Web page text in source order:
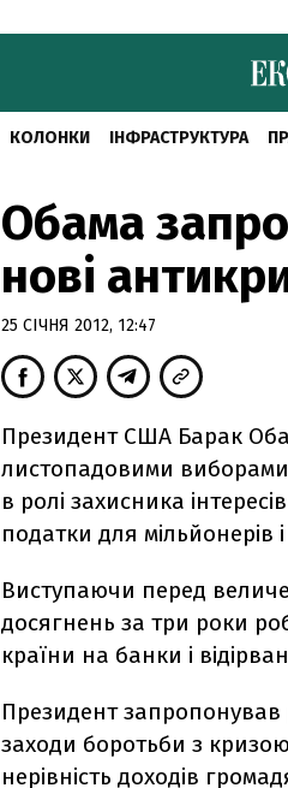
КОЛОНКИ ІНФРАСТРУКТУРА
Обама
нові
25 СІЧНЯ 2012, 12:47
Президент США Барак
листопадовими
в ролі захисника
податки для мільйонерів
Виступаючи перед
досягнень за три роки
країни на банки і
Президент запропонував
заходи боротьби з
нерівність доходів